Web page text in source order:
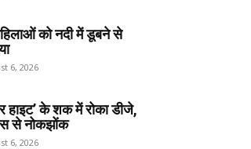
को नदी में डूबने से
6, 2026
हाइट’ के शक में रोका डीजे,
से नोकझोंक
6, 2026